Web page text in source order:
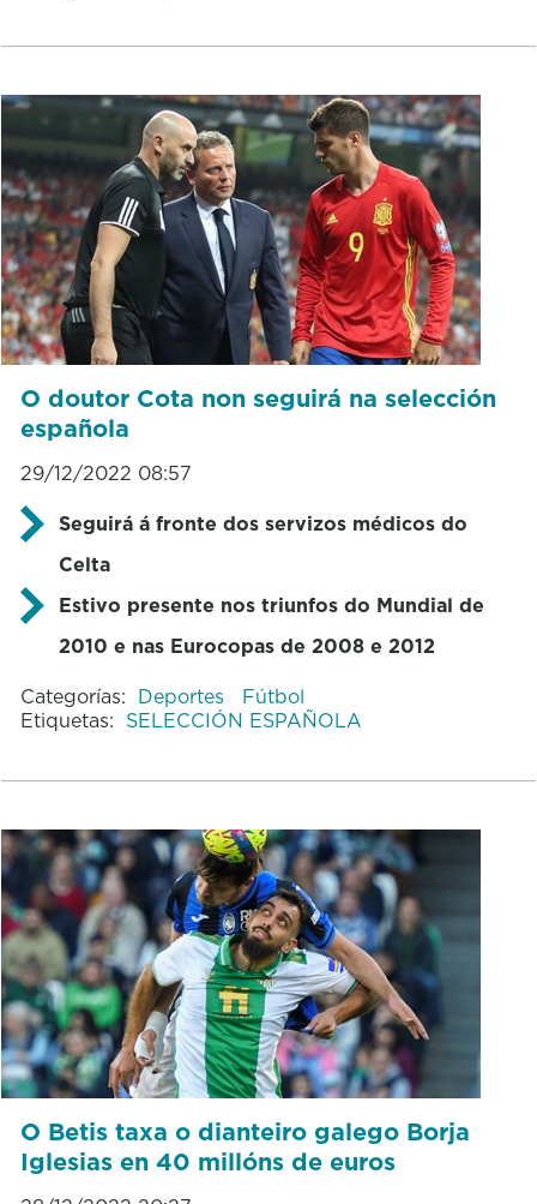
O doutor Cota non seguirá na selección
española
29/12/2022 08:57
Seguirá á fronte dos servizos médicos do
Celta
Estivo presente nos triunfos do Mundial de
2010 e nas Eurocopas de 2008 e 2012
Categorías: Deportes
Fútbol
Etiquetas: SELECCIÓN ESPAÑOLA
O Betis taxa o dianteiro galego Borja
Iglesias en 40 millóns de euros